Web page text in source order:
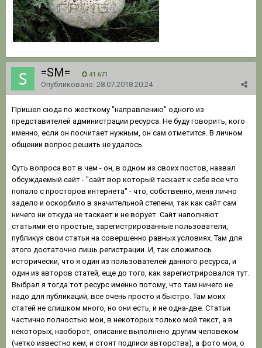
=SM= 41 671
Опубликовано: 28.07.2018 20:24
Пришел сюда по жесткому "направлению" одного из
представителей администрации ресурса. Не буду говорить, кого
именно, если он посчитает нужным, он сам отметится. В личном
общении вопрос решить не удалось.
Суть вопроса вот в чем - он, в одном из своих постов, назвал
обсуждаемый сайт - "сайт вор который таскает к себе все что
попало с просторов интернета" - что, собственно, меня лично
задело и оскорбило в значительной степени, так как сайт сам
ничего ни откуда не таскает и не ворует. Сайт наполняют
статьями его простые, зарегистрированные пользователи,
публикуя свои статьи на совершенно равных условиях. Там для
этого достаточно лишь регистрации. И, так сложилось
исторически, что я один из пользователей данного ресурса, и
один из авторов статей, еще до того, как зарегистрировался тут.
Выбрал я тогда тот ресурс именно потому, что там ничего не
надо для публикаций, все очень просто и быстро. Там моих
статей не слишком много, но они есть, и не одна-две. Статьи
частично полностью мои, в некоторых только мой текст, а в
некоторых, наоборот, описание выполнено другим человеком
(четко известно кем, и стоят подписи авторства), а фото мои, о